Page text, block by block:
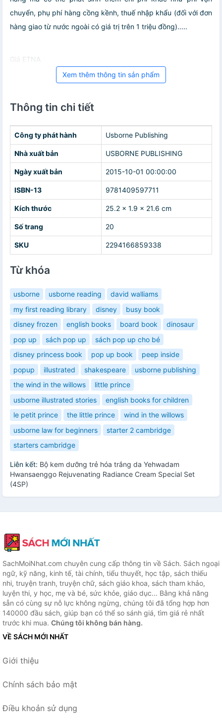
chuyển, phụ phí hàng cồng kềnh, thuế nhập khẩu (đối với đơn
hàng giao từ nước ngoài có giá trị trên 1 triệu đồng).....
Giá ETNA
Xem thêm thông tin sản phẩm
Thông tin chi tiết
Công ty phát hành Usborne Publishing
Nhà xuất bản USBORNE PUBLISHING
Ngày xuất bản 2015-10-01 00:00:00
ISBN-13 9781409597711
Kích thước 25.2 x 1.9 x 21.6 cm
Số trang 20
SKU 2294166859338
Từ khóa
usborne usborne reading
david walliams
my first reading library
disney
busy book
disney frozen
english books board book
dinosaur
pop up
sách pop up
sách pop up cho bé
disney princess book
pop up book
peep inside
popup
illustrated shakespeare
usborne publishing
the wind in the willows
little prince
usborne illustrated stories
english books for children
le petit prince
the little prince
wind in the willows
usborne law for beginners
starter 2 cambridge
starters cambridge
Liên kết: Bộ kem dưỡng trẻ hóa trắng da Yehwadam
Hwansaenggo Rejuvenating Radiance Cream Special Set
(4SP)
SachMoiNhat.com chuyên cung cấp thông tin về Sách. Sách ngoại
ngữ, kỹ năng, kinh tế, tài chính, tiểu thuyết, học tập, sách thiếu
nhi, truyện tranh, truyện chữ, sách giáo khoa, sách tham khảo,
luyện thi, y học, mẹ và bé, sức khỏe, giáo dục... Bằng khả năng
sẵn có cùng sự nỗ lực không ngừng, chúng tôi đã tổng hợp hơn
140000 đầu sách, giúp bạn có thể so sánh giá, tìm giá rẻ nhất
trước khi mua. Chúng tôi không bán hàng.
VỀ SÁCH MỚI NHẤT
Giới thiệu
Chính sách bảo mật
Điều khoản sử dụng